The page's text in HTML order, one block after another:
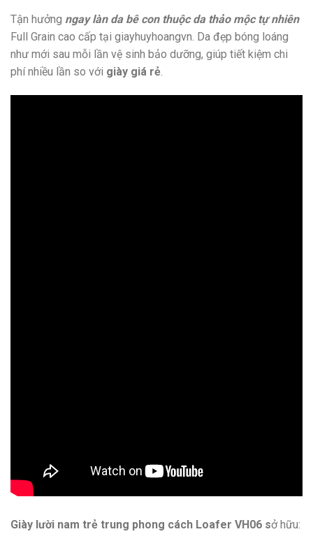
Tận hưởng ngay làn da bê con thuộc da thảo mộc tự nhiên
Full Grain cao cấp tại giayhuyhoangvn. Da đẹp bóng loáng
như mới sau mỗi lần vệ sinh bảo dưỡng, giúp tiết kiệm chi
phí nhiều lần so với giày giá rẻ.
Giày lười nam trẻ trung phong cách Loafer VH06 sở hữu: